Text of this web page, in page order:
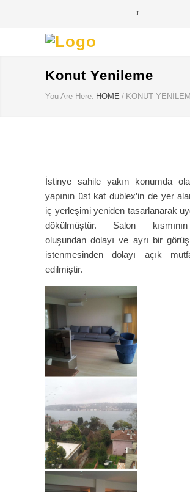
Konut Yenileme
You Are Here: HOME / KONUT
İstinye sahile yakın konumda
yapının üst kat dublex’in de yer
iç yerleşimi yeniden tasarlanarak
dökülmüştür. Salon
oluşundan dolayı ve ayrı bir
istenmesinden dolayı açık
edilmiştir.